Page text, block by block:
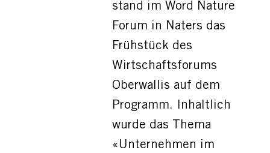
stand im Word Nature
Forum in Naters das
Frühstück des
Wirtschaftsforums
Oberwallis auf dem
Programm. Inhaltlich
wurde das Thema
«Unternehmen im